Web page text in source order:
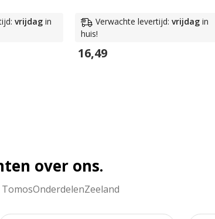
vrijdagin
Verwachte levertijd:vrijdag in
huis!
16,49
over ons.